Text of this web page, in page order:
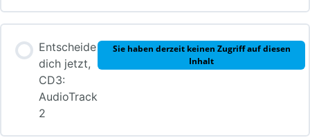
Entscheide
dich jetzt,
CD3:
AudioTrack
2
Sie haben derzeit keinen Zugriff auf diesen
Inhalt